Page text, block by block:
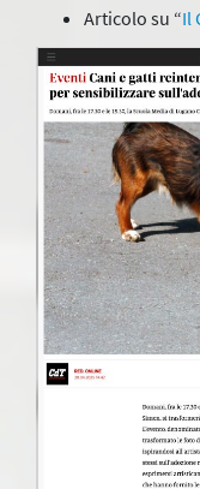
Articolo su “Il